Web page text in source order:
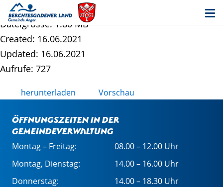
Rahmenplan-Dorfplatzsanierung
Dateigrösse: 1.80 MB
Created: 16.06.2021
Updated: 16.06.2021
Aufrufe: 727
herunterladen Vorschau
Öffnungszeiten in der
Gemeindeverwaltung
Montag – Freitag:
08.00 – 12.00 Uhr
Montag, Dienstag:
14.00 – 16.00 Uhr
Donnerstag:
14.00 – 18.30 Uhr